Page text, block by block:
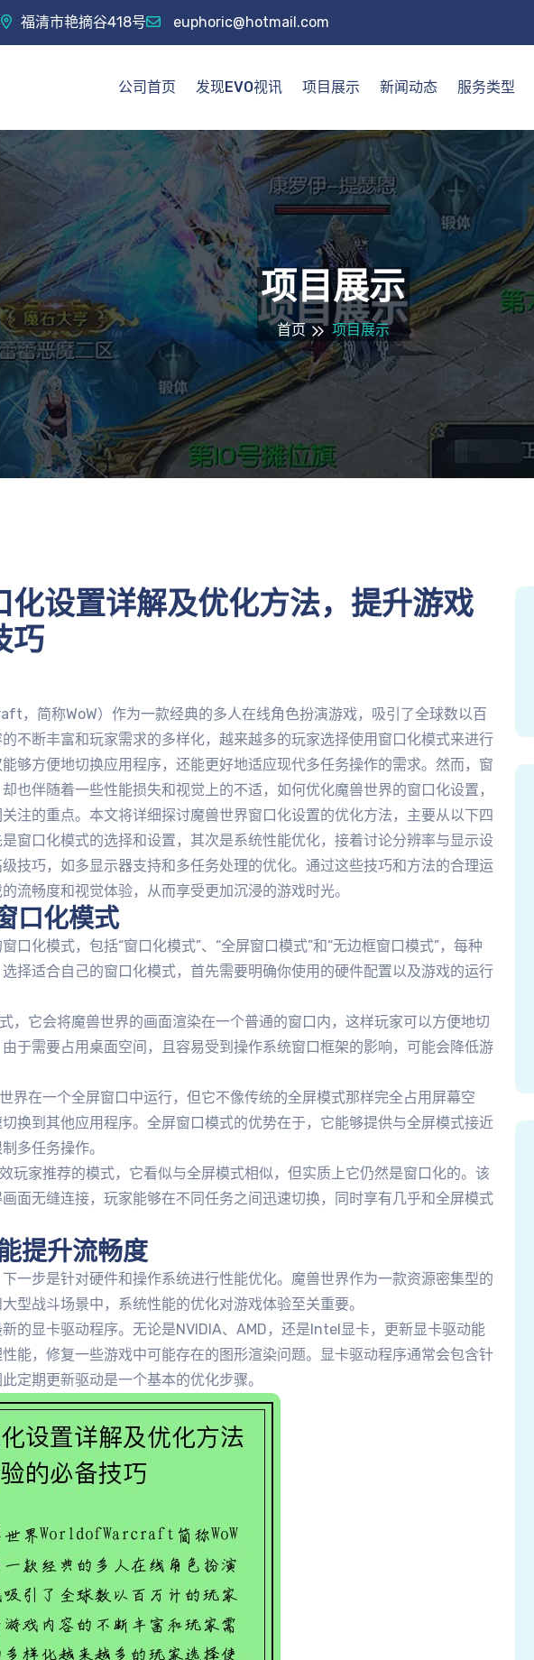
福清市艳摘谷418号 euphoric@hotmail.com
公司首页 发现EVO视讯 项目展示 新闻动态 服务类型
项目展示
首页 项目展示
化设置详解及优化方法，提升游戏
巧
，简称WoW）作为一款经典的多人在线角色扮演游戏，吸引了全球数以百
不断丰富和玩家需求的多样化，越来越多的玩家选择使用窗口化模式来进行
够方便地切换应用程序，还能更好地适应现代多任务操作的需求。然而，窗
也伴随着一些性能损失和视觉上的不适，如何优化魔兽世界的窗口化设置，
注的重点。本文将详细探讨魔兽世界窗口化设置的优化方法，主要从以下四
窗口化模式的选择和设置，其次是系统性能优化，接着讨论分辨率与显示设
技巧，如多显示器支持和多任务处理的优化。通过这些技巧和方法的合理运
流畅度和视觉体验，从而享受更加沉浸的游戏时光。
口化模式
口化模式，包括“窗口化模式”、“全屏窗口模式”和“无边框窗口模式”，每种
择适合自己的窗口化模式，首先需要明确你使用的硬件配置以及游戏的运行
，它会将魔兽世界的画面渲染在一个普通的窗口内，这样玩家可以方便地切
于需要占用桌面空间，且容易受到操作系统窗口框架的影响，可能会降低游
界在一个全屏窗口中运行，但它不像传统的全屏模式那样完全占用屏幕空
换到其他应用程序。全屏窗口模式的优势在于，它能够提供与全屏模式接近
多任务操作。
玩家推荐的模式，它看似与全屏模式相似，但实质上它仍然是窗口化的。该
面无缝连接，玩家能够在不同任务之间迅速切换，同时享有几乎和全屏模式
提升流畅度
一步是针对硬件和操作系统进行性能优化。魔兽世界作为一款资源密集型的
型战斗场景中，系统性能的优化对游戏体验至关重要。
的显卡驱动程序。无论是NVIDIA、AMD，还是Intel显卡，更新显卡驱动能
能，修复一些游戏中可能存在的图形渲染问题。显卡驱动程序通常会包含针
定期更新驱动是一个基本的优化步骤。